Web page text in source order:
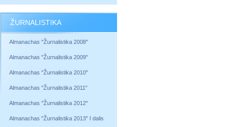
ŽURNALISTIKA
Almanachas "Žurnalistika 2008"
Almanachas "Žurnalistika 2009"
Almanachas "Žurnalistika 2010"
Almanachas "Žurnalistika 2011"
Almanachas "Žurnalistika 2012"
Almanachas "Žurnalistika 2013" I dalis